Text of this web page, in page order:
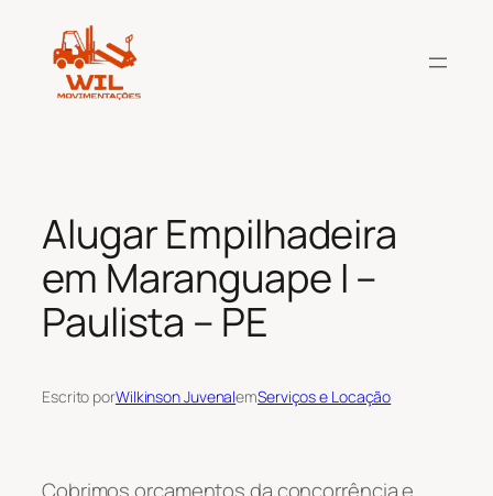
conteúdo
Alugar Empilhadeira
em Maranguape I –
Paulista – PE
Escrito porWilkinson JuvenalemServiços e Locação